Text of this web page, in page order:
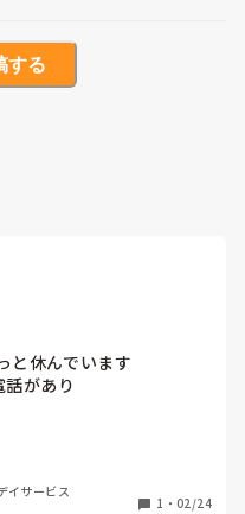
する
と休んでいます
があり
、子供の熱だのなんだの
イサービス
1 ・ 02/24